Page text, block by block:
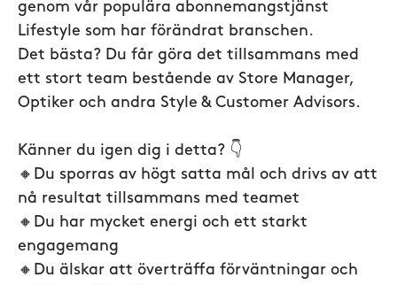
genom vår populära abonnemangstjänst
Lifestyle som har förändrat branschen.
Det bästa? Du får göra det tillsammans med
ett stort team bestående av Store Manager,
Optiker och andra Style & Customer Advisors.
Känner du igen dig i detta? 👇
🔸Du sporras av högt satta mål och drivs av att
nå resultat tillsammans med teamet
🔸Du har mycket energi och ett starkt
engagemang
🔸Du älskar att överträffa förväntningar och